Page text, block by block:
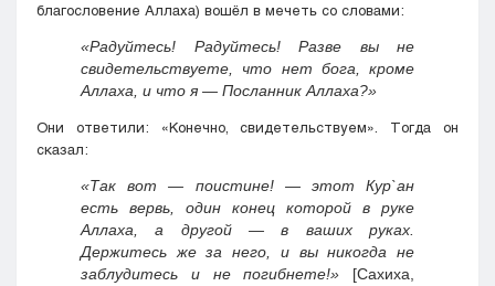
благословение Аллаха) вошёл в мечеть со словами:
«Радуйтесь! Радуйтесь! Разве вы не
свидетельствуете, что нет бога, кроме
Аллаха, и что я — Посланник Аллаха?»
Они ответили: «Конечно, свидетельствуем». Тогда он
сказал:
«Так вот — поистине! — этот Кyр`ан
есть вервь, один конец которой в руке
Аллаха, а другой — в ваших руках.
Держитесь же за него, и вы никогда не
заблудитесь и не погибнете!» [Сахиха,